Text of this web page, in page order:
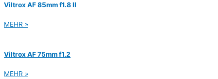
Viltrox AF 85mm f1.8 II
MEHR »
Viltrox AF 75mm f1.2
MEHR »